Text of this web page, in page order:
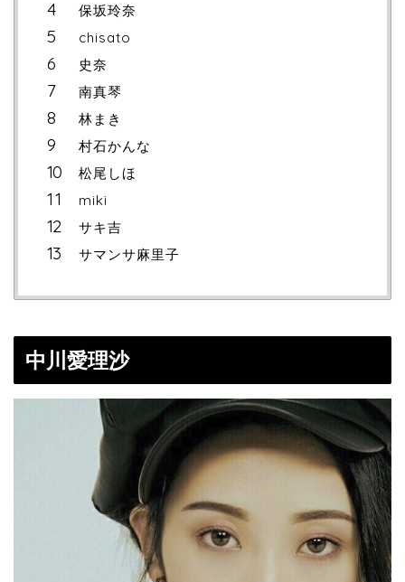
保坂玲奈
chisato
史奈
南真琴
林まき
村石かんな
松尾しほ
miki
サキ吉
サマンサ麻里子
中川愛理沙